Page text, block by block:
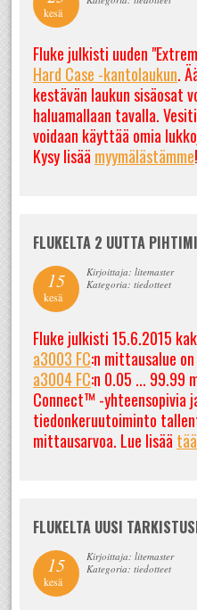
kesä
Fluke julkisti uuden
Hard Case -kantolaukun.
kestävän laukun sisäosat
haluamallaan tavalla.
voidaan käyttää omia
Kysy lisää myymälästämme!
FLUKELTA 2 UUTTA
15
kesä
Kirjoittaja: litemaster
Kategoria: tiedotteet
Fluke julkisti 15.6.2015
a3003 FC:n mittausalue
a3004 FC:n 0.05 ... 99.99
Connect™ -yhteensopivia
tiedonkeruutoiminto
mittausarvoa. Lue lisää
FLUKELTA UUSI
15
kesä
Kirjoittaja: litemaster
Kategoria: tiedotteet